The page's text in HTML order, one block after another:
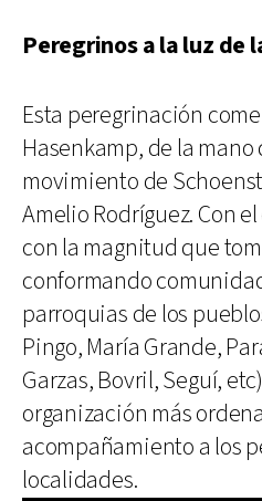
Peregrinos a la luz de
Esta peregrinación
Hasenkamp, de la
movimiento de
Amelio Rodríguez. Con
con la magnitud que
conformando
parroquias de los
Pingo, María Grande,
Garzas, Bovril, Seguí,
organización más
acompañamiento a los
localidades.